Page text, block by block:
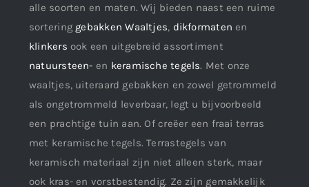
alle soorten en maten. Wij bieden naast een ruime
sortering gebakken Waaltjes, dikformaten en
klinkers ook een uitgebreid assortiment
natuursteen- en keramische tegels. Met onze
waaltjes, uiteraard gebakken en zowel getrommeld
als ongetrommeld leverbaar, legt u bijvoorbeeld
een prachtige tuin aan. Of creëer een fraai terras
met keramische tegels. Terrastegels van
keramisch materiaal zijn niet alleen sterk, maar
ook kras- en vorstbestendig. Ze zijn gemakkelijk